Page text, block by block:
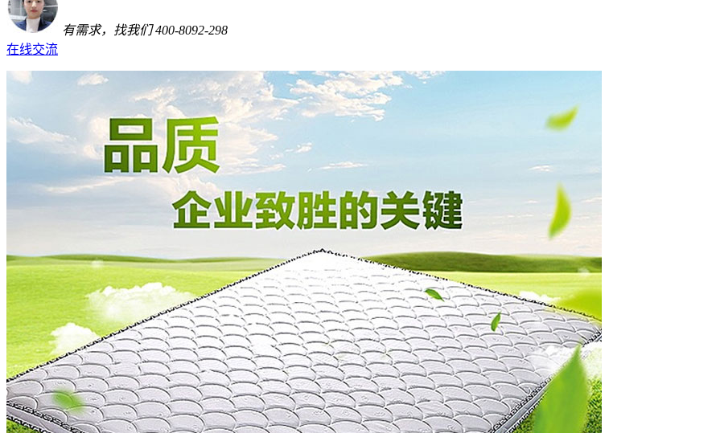
有需求，找我们 400-8092-298
在线交流